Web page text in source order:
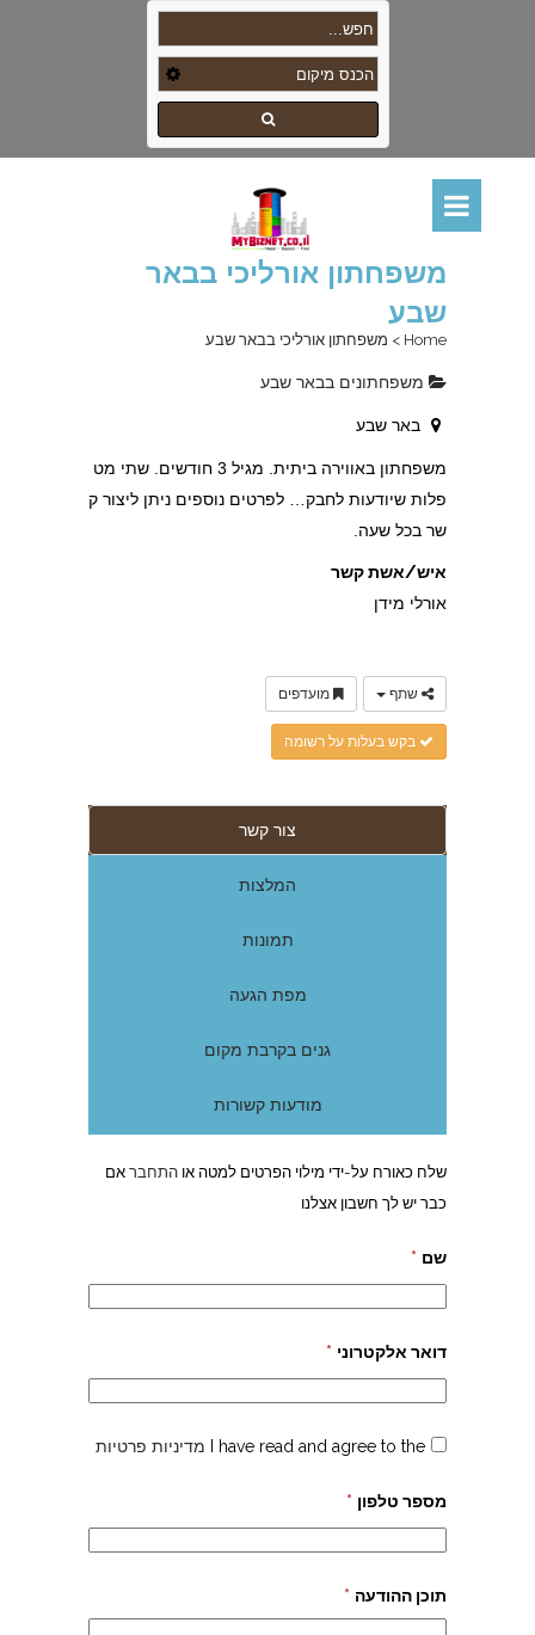
משפחתון אורליכי בבאר
שבע
Home
> משפחתון אורליכי בבאר שבע
משפחתונים בבאר שבע
באר שבע
משפחתון באווירה ביתית. מגיל 3 חודשים. שתי מט
פלות שיודעות לחבק… לפרטים נוספים ניתן ליצור ק
שר בכל שעה.
איש/אשת קשר
אורלי מידן
שתף מועדפים
בקש בעלות על רשומה
צור קשר
המלצות
תמונות
מפת הגעה
גנים בקרבת מקום
מודעות קשורות
שלח כאורח על-ידי מילוי הפרטים למטה או התחבראם
כבר יש לך חשבון אצלנו
שם *
דואר אלקטרוני *
I have read and agree to the מדיניות פרטיות
מספר טלפון *
תוכן ההודעה *